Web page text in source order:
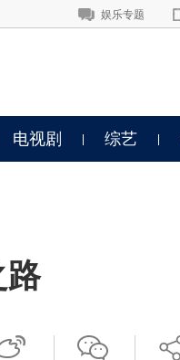
娱乐专题
电视剧 综艺
路